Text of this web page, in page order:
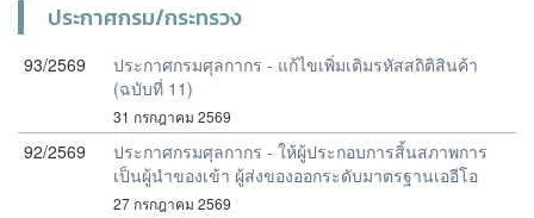
ประกาศกรม/กระทรวง
93/2569
ประกาศกรมศุลกากร - แก้ไขเพิ่มเติมรหัสสถิติสินค้า
(ฉบับที่ 11)
31 กรกฎาคม 2569
92/2569
ประกาศกรมศุลกากร - ให้ผู้ประกอบการสิ้นสภาพการ
เป็นผู้นำของเข้า ผู้ส่งของออกระดับมาตรฐานเออีโอ
27 กรกฎาคม 2569